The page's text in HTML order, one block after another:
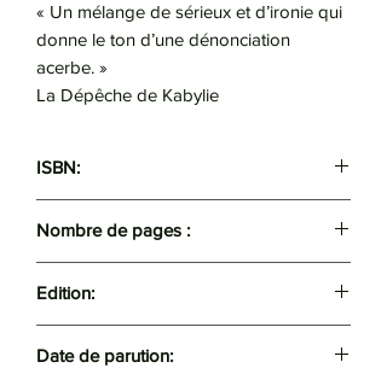
« Un mélange de sérieux et d’ironie qui
donne le ton d’une dénonciation
acerbe. »
La Dépêche de Kabylie
ISBN:
Nombre de pages :
Edition:
Date de parution: